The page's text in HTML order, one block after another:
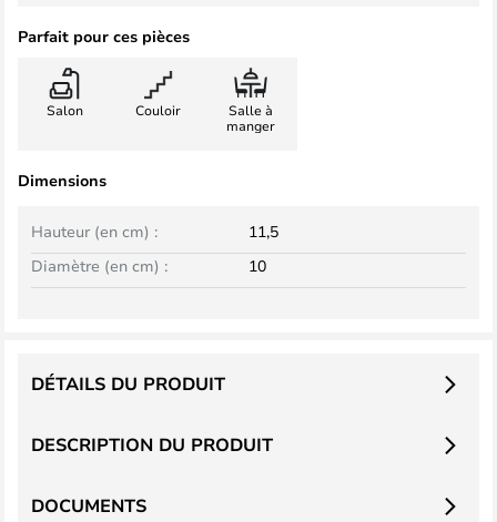
Parfait pour ces pièces
Salon Couloir
Salle à
manger
Dimensions
Hauteur (en cm) :
11,5
Diamètre (en cm) :
10
DESCRIPTION DU PRODUIT
DÉTAILS DU PRODUIT
DOCUMENTS